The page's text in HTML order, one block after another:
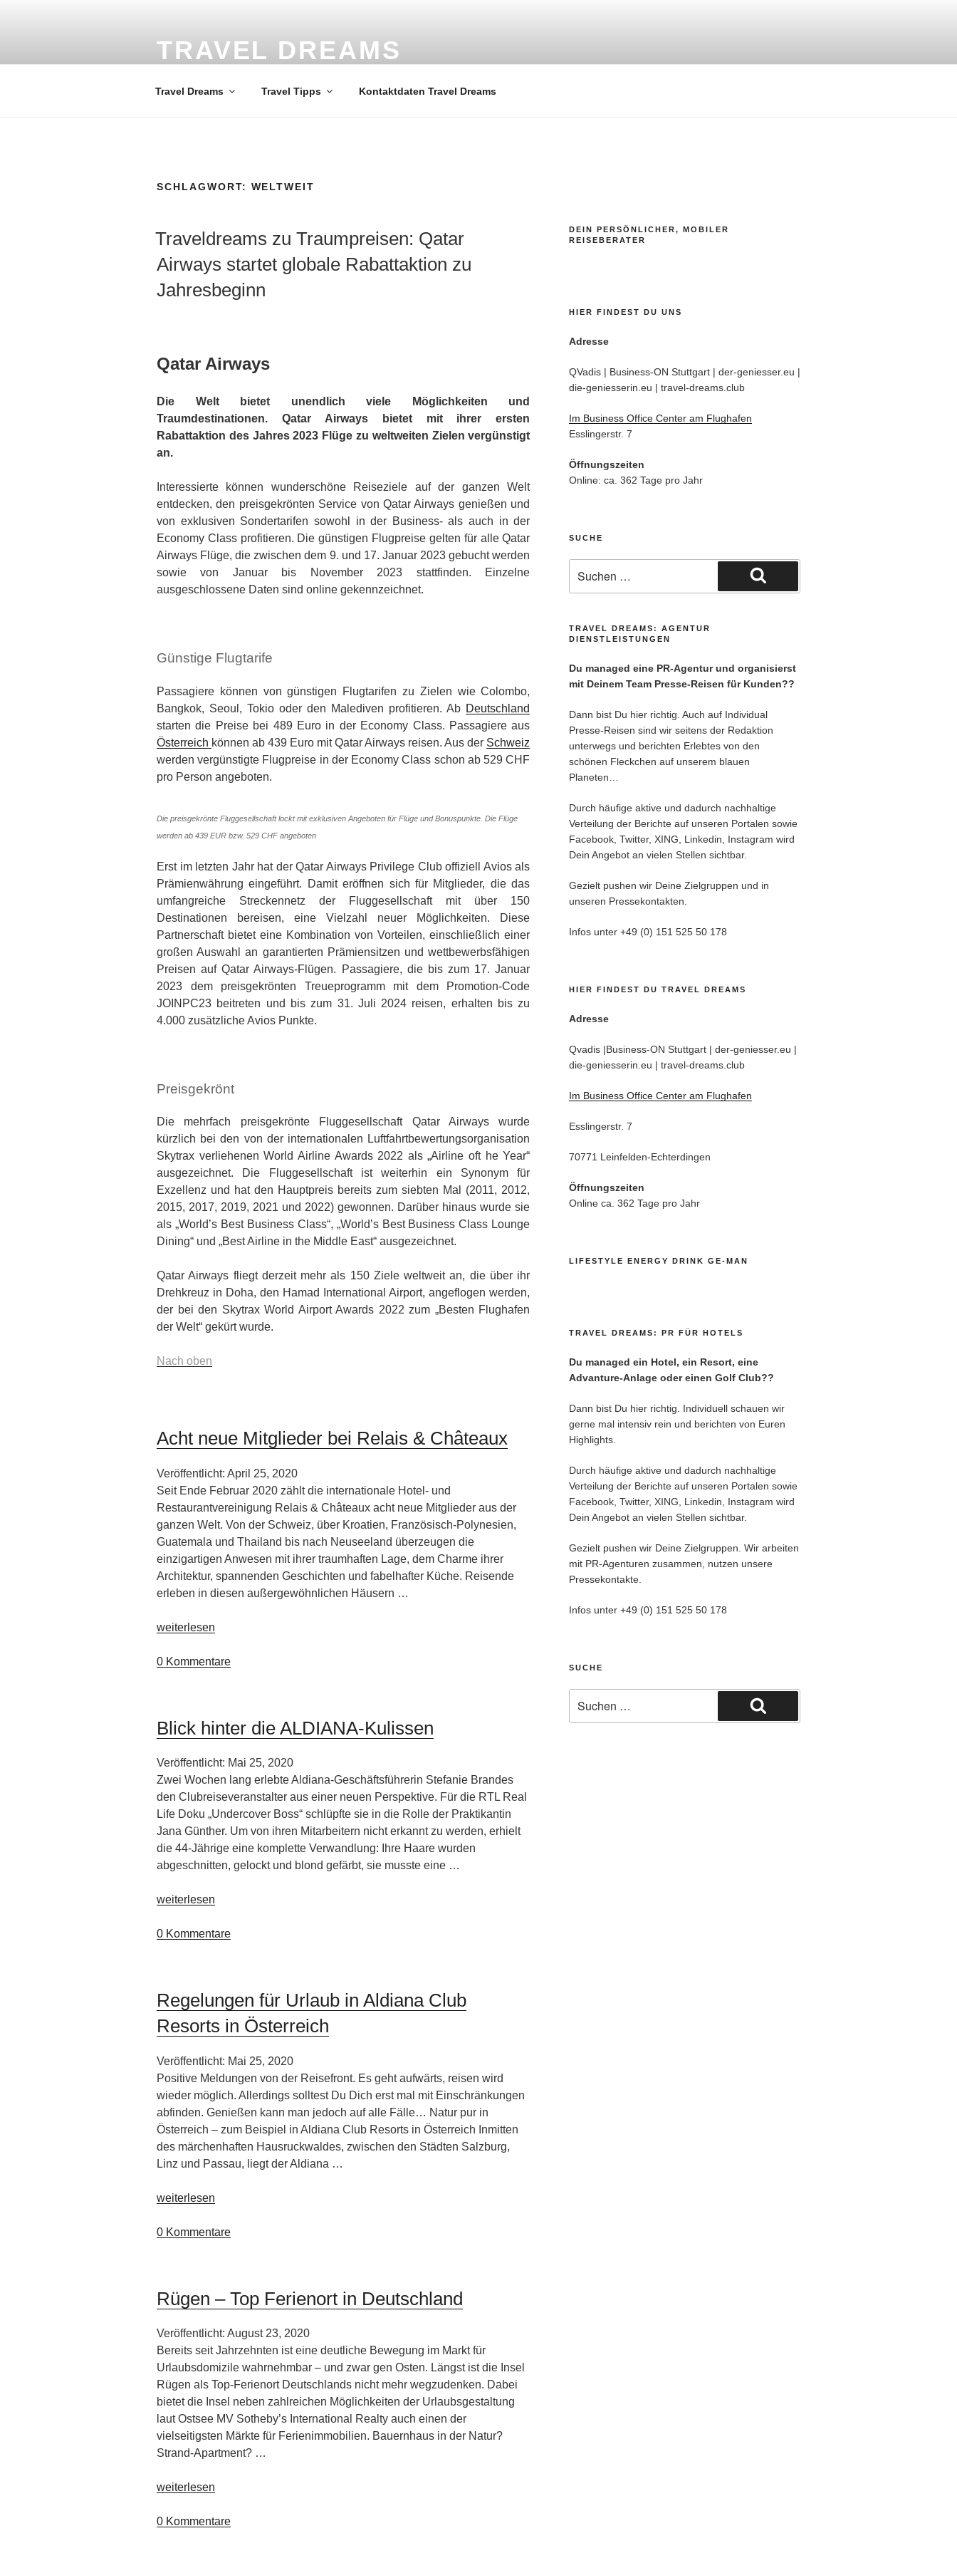
TRAVEL DREAMS
Travel Dreams Travel Tipps Kontaktdaten Travel Dreams
SCHLAGWORT: WELTWEIT
VERÖFFENTLICHT
Traveldreams zu Traumpreisen: Qatar
Airways startet globale Rabattaktion zu
Jahresbeginn
Qatar Airways
Die Welt bietet unendlich viele Möglichkeiten und
Traumdestinationen. Qatar Airways bietet mit ihrer ersten
Rabattaktion des Jahres 2023 Flüge zu weltweiten Zielen vergünstigt
an.
Interessierte können wunderschöne Reiseziele auf der ganzen Welt
entdecken, den preisgekrönten Service von Qatar Airways genießen und
von exklusiven Sondertarifen sowohl in der Business- als auch in der
Economy Class profitieren. Die günstigen Flugpreise gelten für alle Qatar
Airways Flüge, die zwischen dem 9. und 17. Januar 2023 gebucht werden
sowie von Januar bis November 2023 stattfinden. Einzelne
ausgeschlossene Daten sind online gekennzeichnet.
Günstige Flugtarife
Passagiere können von günstigen Flugtarifen zu Zielen wie Colombo,
Bangkok, Seoul, Tokio oder den Malediven profitieren. Ab Deutschland
starten die Preise bei 489 Euro in der Economy Class. Passagiere aus
Österreich können ab 439 Euro mit Qatar Airways reisen. Aus der Schweiz
werden vergünstigte Flugpreise in der Economy Class schon ab 529 CHF
pro Person angeboten.
Die preisgekrönte Fluggesellschaft lockt mit exklusiven Angeboten für Flüge und Bonuspunkte. Die Flüge
werden ab 439 EUR bzw. 529 CHF angeboten
Erst im letzten Jahr hat der Qatar Airways Privilege Club offiziell Avios als
Prämienwährung eingeführt. Damit eröffnen sich für Mitglieder, die das
umfangreiche Streckennetz der Fluggesellschaft mit über 150
Destinationen bereisen, eine Vielzahl neuer Möglichkeiten. Diese
Partnerschaft bietet eine Kombination von Vorteilen, einschließlich einer
großen Auswahl an garantierten Prämiensitzen und wettbewerbsfähigen
Preisen auf Qatar Airways-Flügen. Passagiere, die bis zum 17. Januar
2023 dem preisgekrönten Treueprogramm mit dem Promotion-Code
JOINPC23 beitreten und bis zum 31. Juli 2024 reisen, erhalten bis zu
4.000 zusätzliche Avios Punkte.
Preisgekrönt
Die mehrfach preisgekrönte Fluggesellschaft Qatar Airways wurde
kürzlich bei den von der internationalen Luftfahrtbewertungsorganisation
Skytrax verliehenen World Airline Awards 2022 als „Airline oft he Year“
ausgezeichnet. Die Fluggesellschaft ist weiterhin ein Synonym für
Exzellenz und hat den Hauptpreis bereits zum siebten Mal (2011, 2012,
2015, 2017, 2019, 2021 und 2022) gewonnen. Darüber hinaus wurde sie
als „World’s Best Business Class“, „World’s Best Business Class Lounge
Dining“ und „Best Airline in the Middle East“ ausgezeichnet.
Qatar Airways fliegt derzeit mehr als 150 Ziele weltweit an, die über ihr
Drehkreuz in Doha, den Hamad International Airport, angeflogen werden,
der bei den Skytrax World Airport Awards 2022 zum „Besten Flughafen
der Welt“ gekürt wurde.
Nach oben
Acht neue Mitglieder bei Relais & Châteaux
Veröffentlicht: April 25, 2020
Seit Ende Februar 2020 zählt die internationale Hotel- und
Restaurantvereinigung Relais & Châteaux acht neue Mitglieder aus der
ganzen Welt. Von der Schweiz, über Kroatien, Französisch-Polynesien,
Guatemala und Thailand bis nach Neuseeland überzeugen die
einzigartigen Anwesen mit ihrer traumhaften Lage, dem Charme ihrer
Architektur, spannenden Geschichten und fabelhafter Küche. Reisende
erleben in diesen außergewöhnlichen Häusern …
„Acht
Mitglieder
Châteaux“
weiterlesen
0 Kommentare
Blick hinter die ALDIANA-Kulissen
Veröffentlicht: Mai 25, 2020
Zwei Wochen lang erlebte Aldiana-Geschäftsführerin Stefanie Brandes
den Clubreiseveranstalter aus einer neuen Perspektive. Für die RTL Real
Life Doku „Undercover Boss“ schlüpfte sie in die Rolle der Praktikantin
Jana Günther. Um von ihren Mitarbeitern nicht erkannt zu werden, erhielt
die 44-Jährige eine komplette Verwandlung: Ihre Haare wurden
abgeschnitten, gelockt und blond gefärbt, sie musste eine …
„Blick
die
weiterlesen
0 Kommentare
Regelungen für Urlaub in Aldiana Club
Resorts in Österreich
Veröffentlicht: Mai 25, 2020
Positive Meldungen von der Reisefront. Es geht aufwärts, reisen wird
wieder möglich. Allerdings solltest Du Dich erst mal mit Einschränkungen
abfinden. Genießen kann man jedoch auf alle Fälle… Natur pur in
Österreich – zum Beispiel in Aldiana Club Resorts in Österreich Inmitten
des märchenhaften Hausruckwaldes, zwischen den Städten Salzburg,
Linz und Passau, liegt der Aldiana …
„Regelungen
Urlaub
Resorts
Österreich“
weiterlesen
0 Kommentare
Rügen – Top Ferienort in Deutschland
Veröffentlicht: August 23, 2020
Bereits seit Jahrzehnten ist eine deutliche Bewegung im Markt für
Urlaubsdomizile wahrnehmbar – und zwar gen Osten. Längst ist die Insel
Rügen als Top-Ferienort Deutschlands nicht mehr wegzudenken. Dabei
bietet die Insel neben zahlreichen Möglichkeiten der Urlaubsgestaltung
laut Ostsee MV Sotheby’s International Realty auch einen der
vielseitigsten Märkte für Ferienimmobilien. Bauernhaus in der Natur?
Strand-Apartment? …
„Rügen
Top
weiterlesen
0 Kommentare
DEIN PERSÖNLICHER, MOBILER
REISEBERATER
HIER FINDEST DU UNS
Adresse
QVadis | Business-ON Stuttgart | der-geniesser.eu |
die-geniesserin.eu | travel-dreams.club
Im Business Office Center am Flughafen
Esslingerstr. 7
Öffnungszeiten
Online: ca. 362 Tage pro Jahr
SUCHE
nach:
Suchen
TRAVEL DREAMS: AGENTUR
DIENSTLEISTUNGEN
Du managed eine PR-Agentur und organisierst
mit Deinem Team Presse-Reisen für Kunden??
Dann bist Du hier richtig. Auch auf Individual
Presse-Reisen sind wir seitens der Redaktion
unterwegs und berichten Erlebtes von den
schönen Fleckchen auf unserem blauen
Planeten…
Durch häufige aktive und dadurch nachhaltige
Verteilung der Berichte auf unseren Portalen sowie
Facebook, Twitter, XING, Linkedin, Instagram wird
Dein Angebot an vielen Stellen sichtbar.
Gezielt pushen wir Deine Zielgruppen und in
unseren Pressekontakten.
Infos unter +49 (0) 151 525 50 178
HIER FINDEST DU TRAVEL DREAMS
Adresse
Qvadis |Business-ON Stuttgart | der-geniesser.eu |
die-geniesserin.eu | travel-dreams.club
Im Business Office Center am Flughafen
Esslingerstr. 7
70771 Leinfelden-Echterdingen
Öffnungszeiten
Online ca. 362 Tage pro Jahr
LIFESTYLE ENERGY DRINK GE-MAN
TRAVEL DREAMS: PR FÜR HOTELS
Du managed ein Hotel, ein Resort, eine
Advanture-Anlage oder einen Golf Club??
Dann bist Du hier richtig. Individuell schauen wir
gerne mal intensiv rein und berichten von Euren
Highlights.
Durch häufige aktive und dadurch nachhaltige
Verteilung der Berichte auf unseren Portalen sowie
Facebook, Twitter, XING, Linkedin, Instagram wird
Dein Angebot an vielen Stellen sichtbar.
Gezielt pushen wir Deine Zielgruppen. Wir arbeiten
mit PR-Agenturen zusammen, nutzen unsere
Pressekontakte.
Infos unter +49 (0) 151 525 50 178
SUCHE
nach:
Suchen